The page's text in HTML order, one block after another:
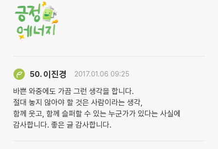
50. 이진경 2017.01.06 09:25
바쁜 와중에도 가끔 그런 생각을 합니다.
절대 놓지 않아야 할 것은 사람이라는 생각,
함께 웃고, 함께 슬퍼할 수 있는 누군가가 있다는 사실에
감사합니다. 좋은 글 감사합니다.